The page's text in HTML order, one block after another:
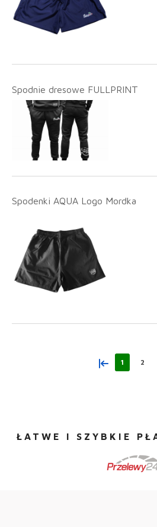
Spodnie dresowe FULLPRINT
Spodenki AQUA Logo Mordka
« 1 2
ŁATWE I SZYBKIE